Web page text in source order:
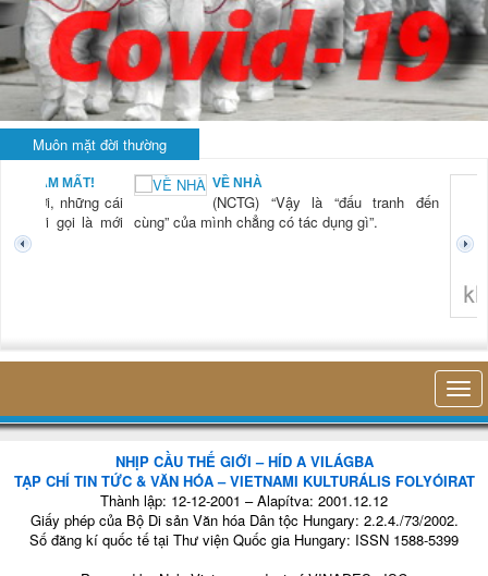
Muôn mặt đời thường
là “đấu tranh đến
tác dụng gì”.
LÀ... RỬA BÁT
(NCTG) “Lần đầu
tiên tôi thấy hơi
trong cái công việc
nhỏ bé đó mà
NHỊP CẦU THẾ GIỚI – HÍD A VILÁGBA
TẠP CHÍ TIN TỨC & VĂN HÓA – VIETNAMI KULTURÁLIS FOLYÓIRAT
Thành lập: 12-12-2001 – Alapítva: 2001.12.12
Giấy phép của Bộ Di sản Văn hóa Dân tộc Hungary: 2.2.4./73/2002.
Số đăng kí quốc tế tại Thư viện Quốc gia Hungary: ISSN 1588-5399